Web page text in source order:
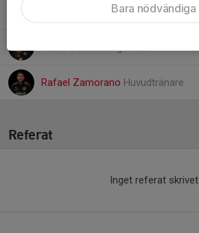
Hjälpledare
Maria GottvallLagledare
Rafael Zamorano Huvudtränare
Referat
Inget referat skrivet
Bara nödvändiga